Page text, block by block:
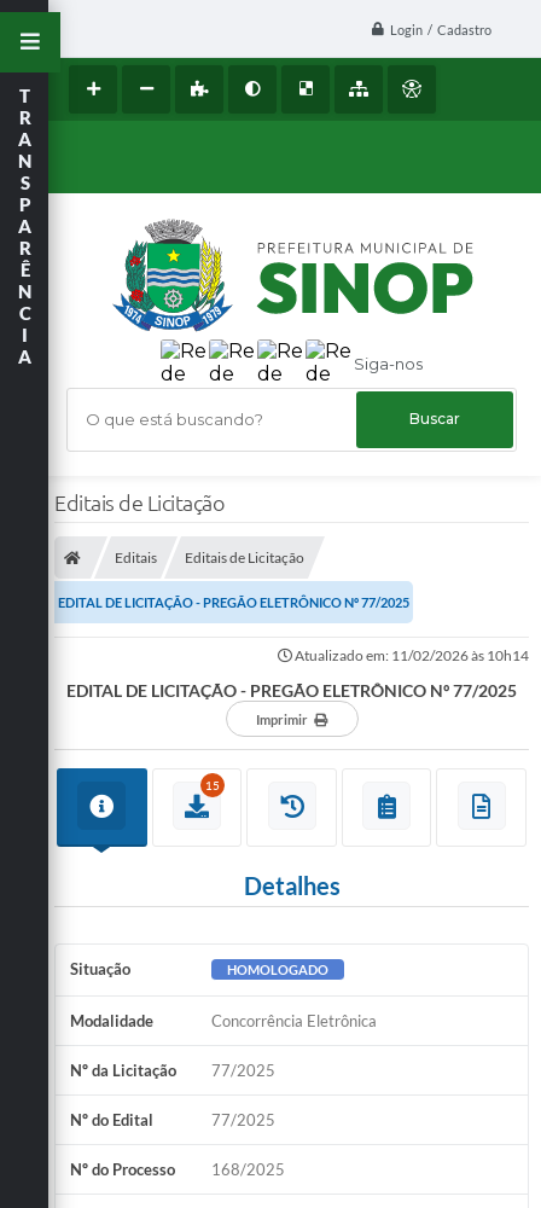
Login / Cadastro
Siga-nos
O que está buscando?
T
R
A
N
S
P
A
R
Ê
N
C
I
A
Editais de Licitação
Editais Editais de Licitação
EDITAL DE LICITAÇÃO - PREGÃO ELETRÔNICO Nº 77/2025
Atualizado em: 11/02/2026 às 10h14
EDITAL DE LICITAÇÃO - PREGÃO ELETRÔNICO Nº 77/2025
Imprimir
15
Detalhes
Situação HOMOLOGADO
Modalidade Concorrência Eletrônica
Nº da Licitação 77/2025
Nº do Edital 77/2025
Nº do Processo 168/2025